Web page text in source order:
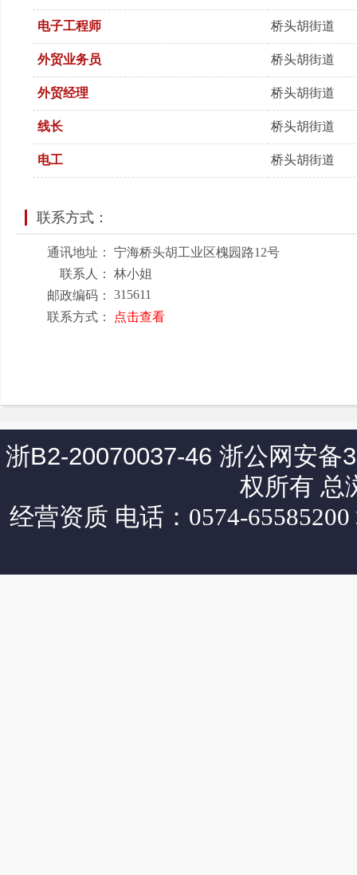
电子工程师 桥头胡街道
外贸业务员 桥头胡街道
外贸经理 桥头胡街道
线长 桥头胡街道
电工 桥头胡街道
联系方式：
通讯地址：
宁海桥头胡工业区槐园路12号
联系人：
林小姐
邮政编码：
315611
联系方式：
点击查看
浙B2-20070037-46 浙公网安备
权所有 总
经营资质 电话：0574-